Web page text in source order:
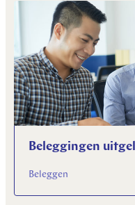
Beleggingen
Beleggen